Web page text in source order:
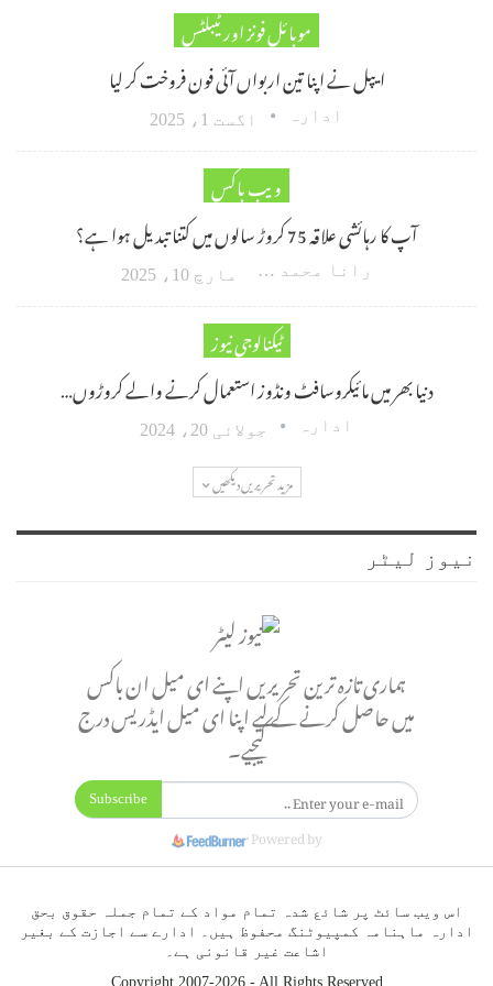
موبائل فونز اور ٹیبلٹس
ایپل نے اپنا تین اربواں آئی فون فروخت کر لیا
ادارہ اگست 1، 2025
ویب باکس
آپ کا رہائشی علاقہ 75 کروڑ سالوں میں کتنا تبدیل ہوا ہے؟
رانا محمد امین اکبر مارچ 10، 2025
ٹیکنالوجی نیوز
دنیا بھر میں مائیکروسافٹ ونڈوز استعمال کرنے والے کروڑوں…
ادارہ جولائی 20، 2024
مزید تحریریں دیکھیں
نیوز لیٹر
ہماری تازہ ترین تحریریں اپنے ای میل ان باکس
میں حاصل کرنے کے لیے اپنا ای میل ایڈریس درج
کیجیے۔
Subscribe
Powered by
اس ویب سائٹ پر شائع شدہ تمام مواد کے تمام جملہ حقوق بحق
ادارہ ماہنامہ کمپیوٹنگ محفوظ ہیں۔ ادارے سے اجازت کے بغیر
اشاعت غیر قانونی ہے۔
Copyright 2007-2026 - All Rights Reserved